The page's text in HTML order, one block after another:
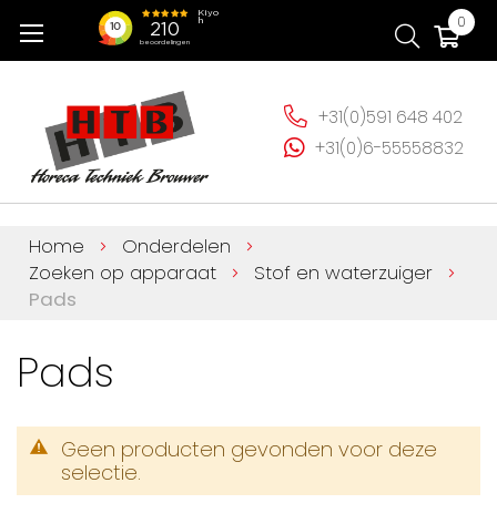
naar
0
+31(0)591 648 402
+31(0)6-55558832
Home
Onderdelen
Zoeken op apparaat
Stof en waterzuiger
Pads
Pads
Geen producten gevonden voor deze
selectie.